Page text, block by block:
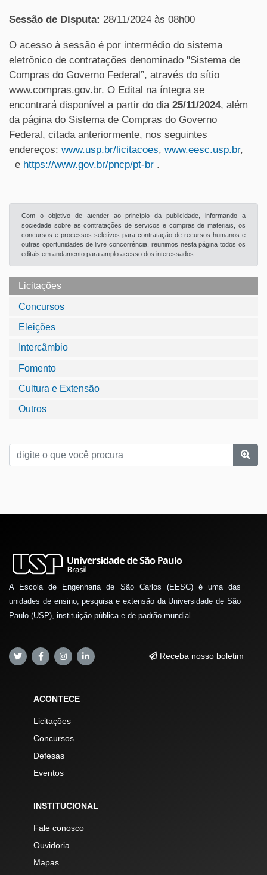
Licitações
Concursos
Eleições
Intercâmbio
Fomento
Cultura e Extensão
Outros
Sessão de Disputa: 28/11/2024 às 08h00
O acesso à sessão é por intermédio do sistema
eletrônico de contratações denominado "Sistema de
Compras do Governo Federal”, através do sítio
www.compras.gov.br. O Edital na íntegra se
encontrará disponível a partir do dia 25/11/2024, além
da página do Sistema de Compras do Governo
Federal, citada anteriormente, nos seguintes
endereços: www.usp.br/licitacoes, www.eesc.usp.br,
e https://www.gov.br/pncp/pt-br .
Com o objetivo de atender ao princípio da publicidade, informando a
sociedade sobre as contratações de serviços e compras de materiais, os
concursos e processos seletivos para contratação de recursos humanos e
outras oportunidades de livre concorrência, reunimos nesta página todos os
editais em andamento para amplo acesso dos interessados.
A Escola de Engenharia de São Carlos (EESC) é uma das
unidades de ensino, pesquisa e extensão da Universidade de São
Paulo (USP), instituição pública e de padrão mundial.
Receba nosso boletim
ACONTECE
Licitações
Concursos
Defesas
Eventos
INSTITUCIONAL
Fale conosco
Ouvidoria
Mapas